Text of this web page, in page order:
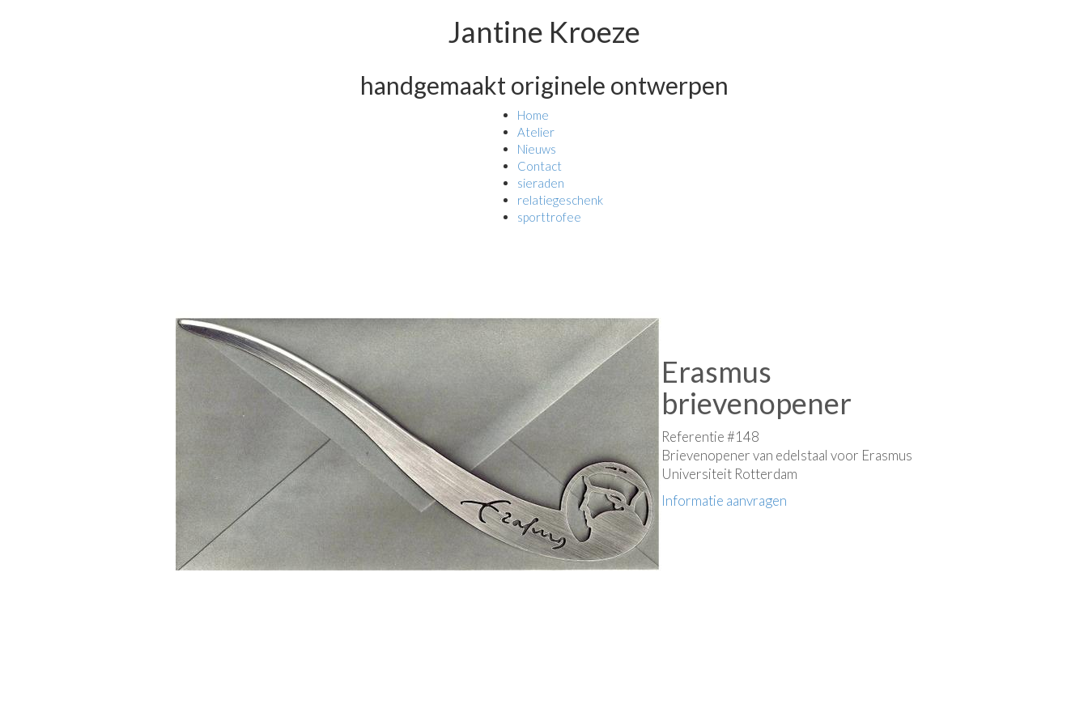
Jantine Kroeze
handgemaakt originele ontwerpen
Home
Atelier
Nieuws
Contact
sieraden
relatiegeschenk
sporttrofee
Erasmus
brievenopener
Referentie #148
Brievenopener van edelstaal voor Erasmus
Universiteit Rotterdam
Informatie aanvragen